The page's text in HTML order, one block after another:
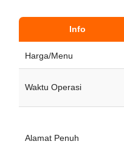
Info
Harga/Menu
Waktu Operasi
Alamat Penuh